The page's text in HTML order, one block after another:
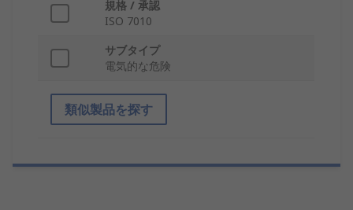
規格 / 承認
ISO 7010
サブタイプ
電気的な危険
類似製品を探す